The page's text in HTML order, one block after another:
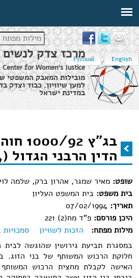
מילות מפתח
English
Русский
מרכז צדק לנשים
Center for Women's Justice
מובילות המאבק המשפטי
למען שיוויון, כבוד וצדק
במדינת ישראל
הינך נמצא כאן בג"ץ
הדין הרבני הגדול (1994)
שופט: מאיר שמגר, אהרון ברק, שלמה
בית משפט:בית המשפט העליון
תאריך:07/02/1994
היכן פורסם:פ"ד מח(2) 221
מילות מפתח:
הזכות לשוויון
סמכויות
במסגרת תביעת גירושין שהוגשה לבית
חלוקת הרכוש המשותף של בני הזוג.
האישה לקבלת מחצית הרכוש